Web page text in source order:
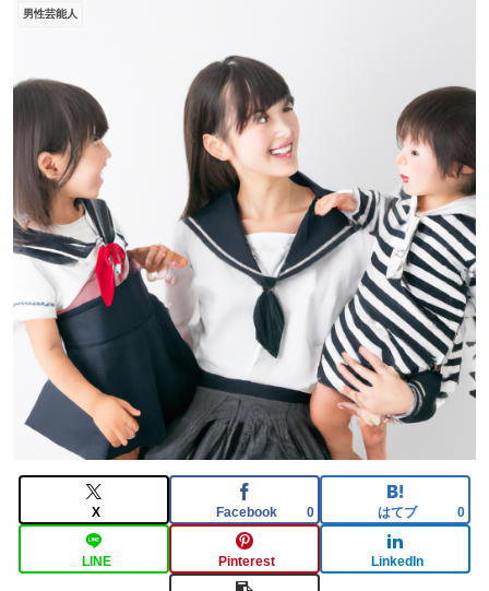
男性芸能人
X Facebook 0 はてブ 0
LINE Pinterest LinkedIn